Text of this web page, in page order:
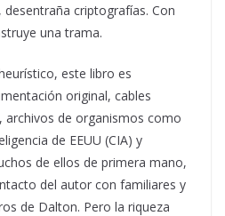
criptografías. Con
una trama.
este libro es
original, cables
archivos de organismos como
de EEUU (CIA) y
de ellos de primera mano,
del autor con familiares y
de Dalton. Pero la riqueza